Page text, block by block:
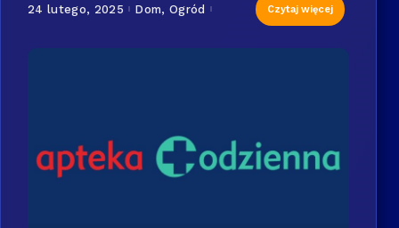
24 lutego, 2025 Dom, Ogród Czytaj więcej